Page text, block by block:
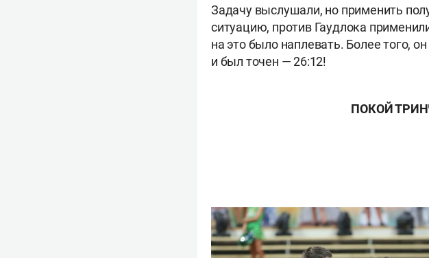
Задачу выслушали, но применить
ситуацию, против Гаудлока
на это было наплевать. Более того,
и был точен — 26:12!
ПОКОЙ